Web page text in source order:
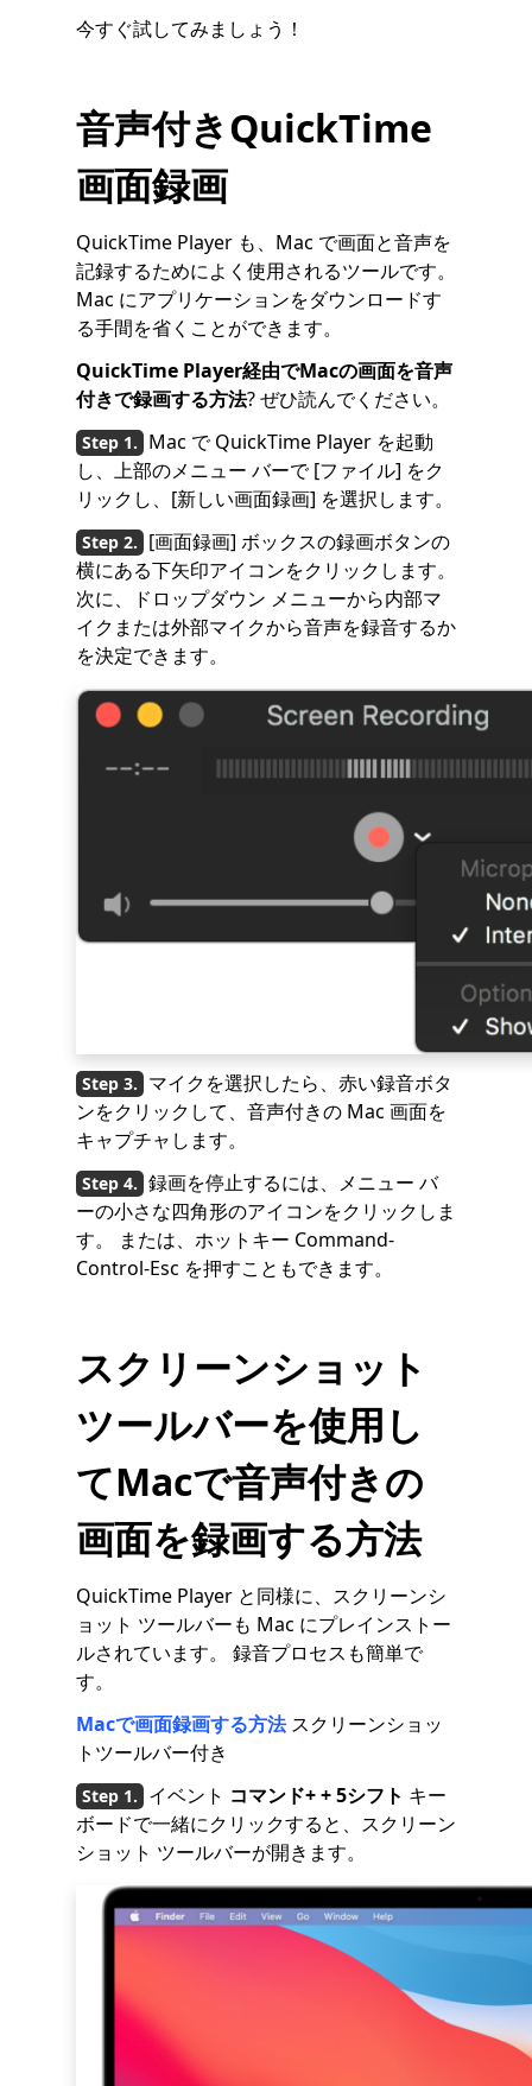
今すぐ試してみましょう！
音声付きQuickTime
画面録画
QuickTime Player も、Mac で画面と音声を
記録するためによく使用されるツールです。
Mac にアプリケーションをダウンロードす
る手間を省くことができます。
QuickTime Player経由でMacの画面を音声
付きで録画する方法? ぜひ読んでください。
Mac で QuickTime Player を起動
し、上部のメニュー バーで [ファイル] をク
リックし、[新しい画面録画] を選択します。
[画面録画] ボックスの録画ボタンの
横にある下矢印アイコンをクリックします。
次に、ドロップダウン メニューから内部マ
イクまたは外部マイクから音声を録音するか
を決定できます。
マイクを選択したら、赤い録音ボタ
ンをクリックして、音声付きの Mac 画面を
キャプチャします。
録画を停止するには、メニュー バ
ーの小さな四角形のアイコンをクリックしま
す。 または、ホットキー Command-
Control-Esc を押すこともできます。
スクリーンショット
ツールバーを使用し
てMacで音声付きの
画面を録画する方法
QuickTime Player と同様に、スクリーンシ
ョット ツールバーも Mac にプレインストー
ルされています。 録音プロセスも簡単で
す。
Macで画面録画する方法スクリーンショッ
トツールバー付き
イベント コマンド+ + 5シフト キー
ボードで一緒にクリックすると、スクリーン
ショット ツールバーが開きます。